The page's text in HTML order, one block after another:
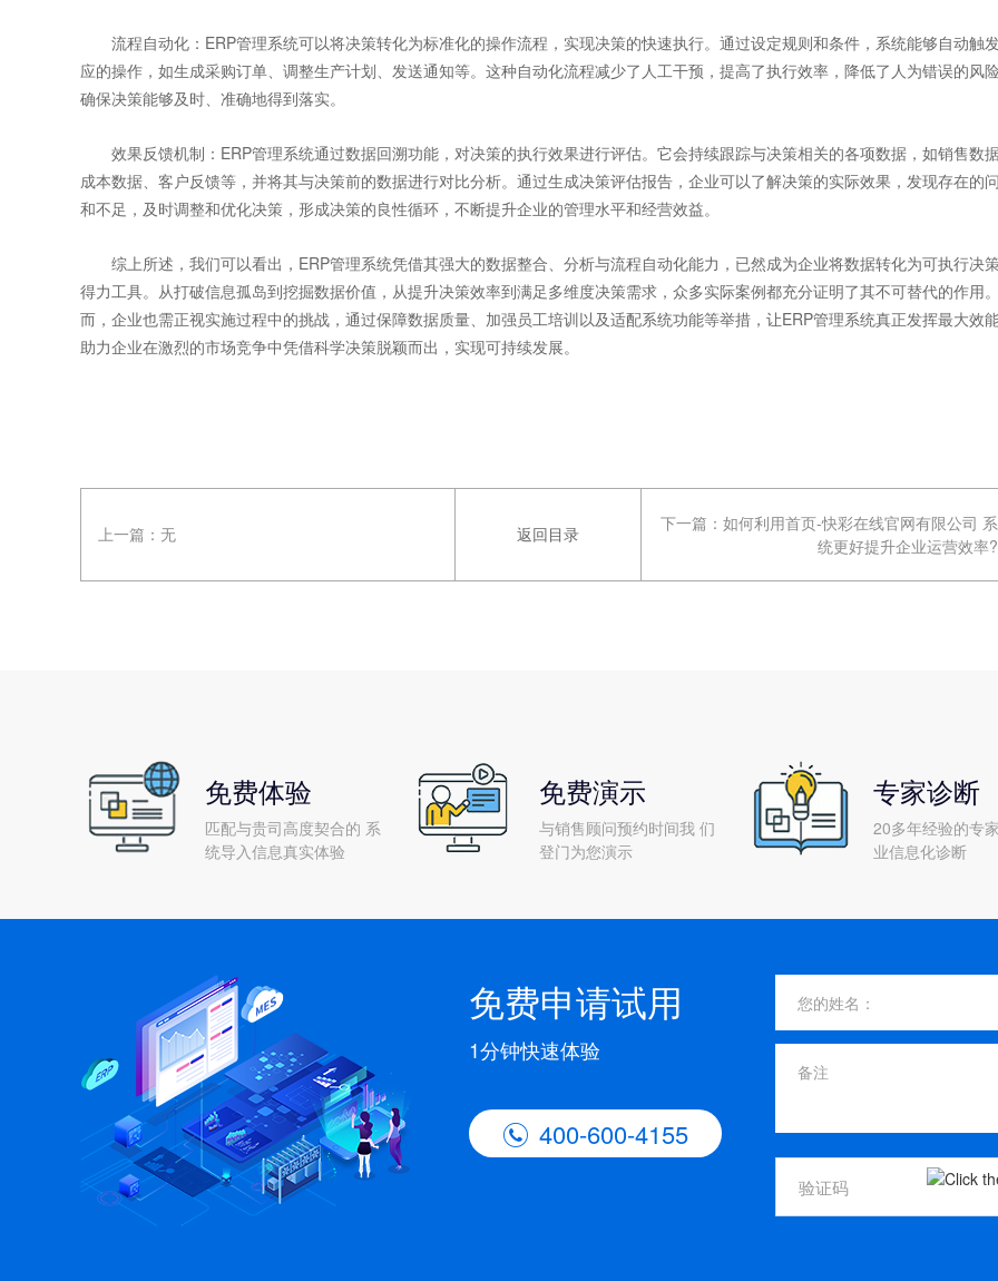
流程自动化：ERP管理系统可以将决策转化为标准化的操作流程，实现决策的快速执行。通过设定规则和条件，系统能够自动触
应的操作，如生成采购订单、调整生产计划、发送通知等。这种自动化流程减少了人工干预，提高了执行效率，降低了人为错误的风险
确保决策能够及时、准确地得到落实。
效果反馈机制：ERP管理系统通过数据回溯功能，对决策的执行效果进行评估。它会持续跟踪与决策相关的各项数据，如销售数据
成本数据、客户反馈等，并将其与决策前的数据进行对比分析。通过生成决策评估报告，企业可以了解决策的实际效果，发现存在的
和不足，及时调整和优化决策，形成决策的良性循环，不断提升企业的管理水平和经营效益。
综上所述，我们可以看出，ERP管理系统凭借其强大的数据整合、分析与流程自动化能力，已然成为企业将数据转化为可执行决
得力工具。从打破信息孤岛到挖掘数据价值，从提升决策效率到满足多维度决策需求，众多实际案例都充分证明了其不可替代的作用
而，企业也需正视实施过程中的挑战，通过保障数据质量、加强员工培训以及适配系统功能等举措，让ERP管理系统真正发挥最大效能
助力企业在激烈的市场竞争中凭借科学决策脱颖而出，实现可持续发展。
上一篇： 无 返回目录 下一篇： 如何利用首页-快彩在线官网有限公司 系
统更好提升企业运营效率?
免费体验
匹配与贵司高度契合的 系
统导入信息真实体验
免费演示
与销售顾问预约时间我 们
登门为您演示
专家诊断
20多年经验的专
业信息化诊断
免费申请试用
1分钟快速体验
 400-600-4155